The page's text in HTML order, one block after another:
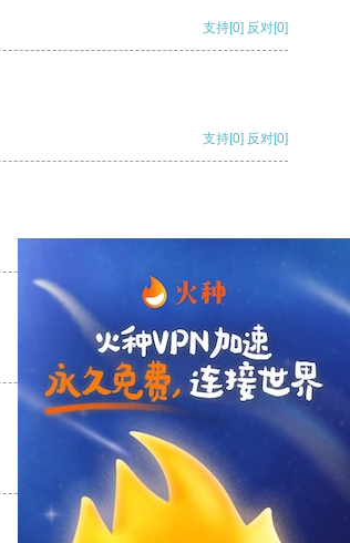
支持[0] 反对[0]
支持[0] 反对[0]
支持 [0] 反对 [0]
支持